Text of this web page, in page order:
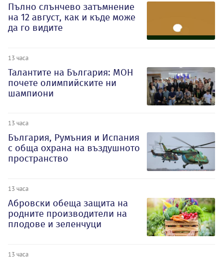
Пълно слънчево затъмнение
на 12 август, как и къде може
да го видите
13 часа
Талантите на България: МОН
почете олимпийските ни
шампиони
13 часа
България, Румъния и Испания
с обща охрана на въздушното
пространство
13 часа
Абровски обеща защита на
родните производители на
плодове и зеленчуци
13 часа